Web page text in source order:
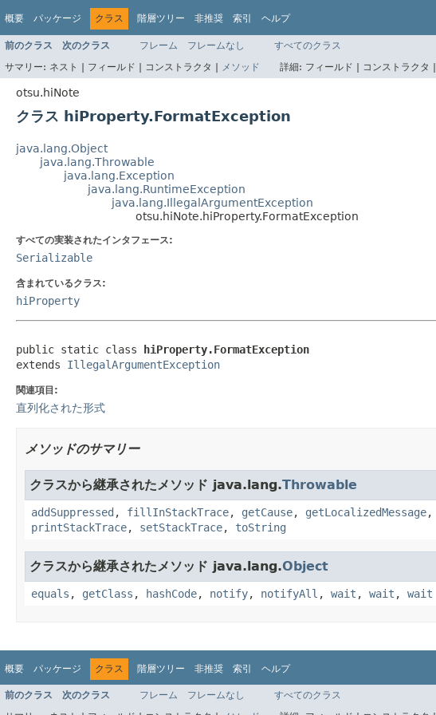
概要 パッケージ クラス 階層ツリー 非推奨 索引 ヘルプ
前のクラス 次のクラス フレーム フレームなし
すべてのクラス
サマリー: ネスト | フィールド | コンストラクタ | メソッド 詳細: フィールド | コンストラクタ |
otsu.hiNote
クラス hiProperty.FormatException
java.lang.Object
java.lang.Throwable
java.lang.Exception
java.lang.RuntimeException
java.lang.IllegalArgumentException
otsu.hiNote.hiProperty.FormatException
すべての実装されたインタフェース:
Serializable
含まれているクラス:
hiProperty
public static class hiProperty.FormatException
extends IllegalArgumentException
関連項目:
直列化された形式
メソッドのサマリー
クラスから継承されたメソッド java.lang.Throwable
addSuppressed , fillInStackTrace, getCause, getLocalizedMessage,
printStackTrace, setStackTrace, toString
クラスから継承されたメソッド java.lang.Object
equals , getClass , hashCode, notify, notifyAll , wait , wait , wait
概要 パッケージ クラス 階層ツリー 非推奨 索引 ヘルプ
前のクラス 次のクラス フレーム フレームなし
すべてのクラス